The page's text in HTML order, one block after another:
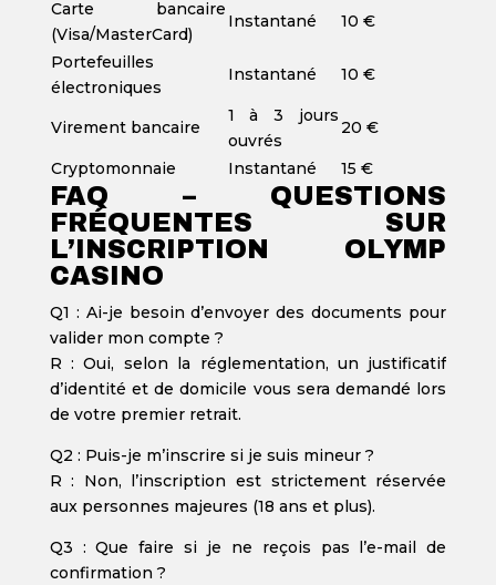
Carte bancaire
(Visa/MasterCard)
Instantané 10 €
Portefeuilles
électroniques
Instantané 10 €
Virement bancaire
1 à 3 jours
ouvrés
20 €
Cryptomonnaie Instantané 15 €
FAQ – QUESTIONS
FRÉQUENTES SUR
L’INSCRIPTION OLYMP
CASINO
Q1 : Ai-je besoin d’envoyer des documents pour
valider mon compte ?
R : Oui, selon la réglementation, un justificatif
d’identité et de domicile vous sera demandé lors
de votre premier retrait.
Q2 : Puis-je m’inscrire si je suis mineur ?
R : Non, l’inscription est strictement réservée
aux personnes majeures (18 ans et plus).
Q3 : Que faire si je ne reçois pas l’e-mail de
confirmation ?